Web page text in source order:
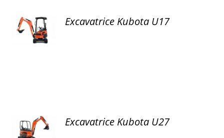
DÉTAILS
Excavatrice Kubota U17
DÉTAILS
Excavatrice Kubota U27